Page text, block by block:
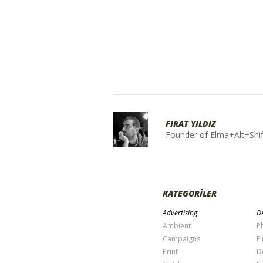
FIRAT YILDIZ
Founder of
KATEGORİLER
Advertising
Ambient
Campaigns
Print